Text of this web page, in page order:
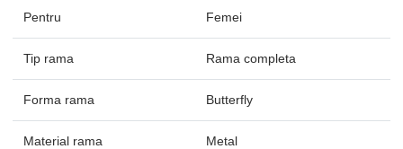
Pentru Femei
Tip rama Rama completa
Forma rama Butterfly
Material rama Metal